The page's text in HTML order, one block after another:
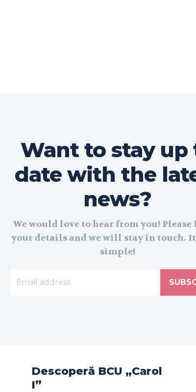
Want to stay up
date with the
news?
We would love to hear from you!
your details and we will stay in touch.
simple!
Descoperă BCU „Carol
I”